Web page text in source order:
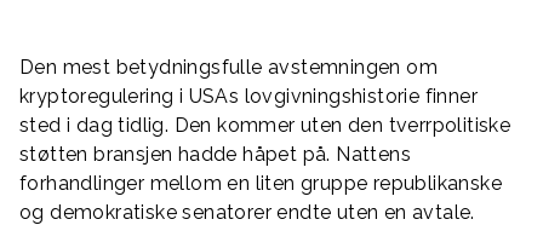
Den mest betydningsfulle avstemningen om
kryptoregulering i USAs lovgivningshistorie finner
sted i dag tidlig. Den kommer uten den tverrpolitiske
støtten bransjen hadde håpet på. Nattens
forhandlinger mellom en liten gruppe republikanske
og demokratiske senatorer endte uten en avtale.